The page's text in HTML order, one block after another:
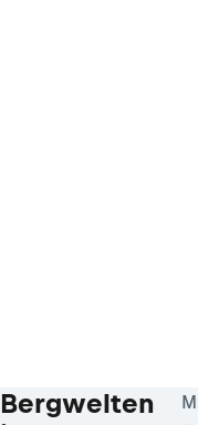
Bergwelten